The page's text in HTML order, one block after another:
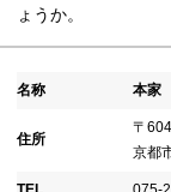
ょうか。
名称 本家
住所
〒
京都